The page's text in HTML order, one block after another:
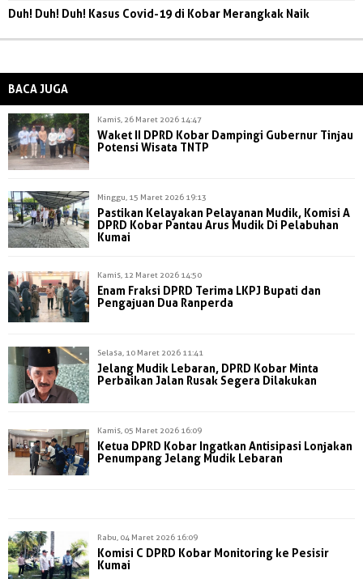
Duh! Duh! Duh! Kasus Covid-19 di Kobar Merangkak Naik
BACA JUGA
Kamis, 26 Maret 2026 14:47
Waket II DPRD Kobar Dampingi Gubernur Tinjau
Potensi Wisata TNTP
Minggu, 15 Maret 2026 19:13
Pastikan Kelayakan Pelayanan Mudik, Komisi A
DPRD Kobar Pantau Arus Mudik Di Pelabuhan
Kumai
Kamis, 12 Maret 2026 14:50
Enam Fraksi DPRD Terima LKPJ Bupati dan
Pengajuan Dua Ranperda
Selasa, 10 Maret 2026 11:41
Jelang Mudik Lebaran, DPRD Kobar Minta
Perbaikan Jalan Rusak Segera Dilakukan
Kamis, 05 Maret 2026 16:09
Ketua DPRD Kobar Ingatkan Antisipasi Lonjakan
Penumpang Jelang Mudik Lebaran
Rabu, 04 Maret 2026 16:09
Komisi C DPRD Kobar Monitoring ke Pesisir
Kumai